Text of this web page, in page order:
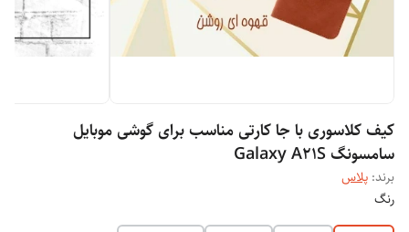
کیف کلاسوری با جا کارتی مناسب برای گوشی موبایل
سامسونگ Galaxy A21S
برند: پلاس
رنگ